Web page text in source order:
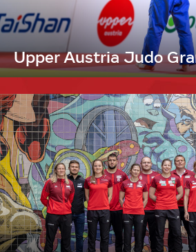
Upper Austria Judo